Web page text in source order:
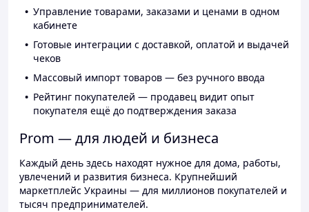
Управление товарами, заказами и ценами в одном
кабинете
Готовые интеграции с доставкой, оплатой и выдачей
чеков
Массовый импорт товаров — без ручного ввода
Рейтинг покупателей — продавец видит опыт
покупателя ещё до подтверждения заказа
Prom — для людей и бизнеса
Каждый день здесь находят нужное для дома, работы,
увлечений и развития бизнеса. Крупнейший
маркетплейс Украины — для миллионов покупателей и
тысяч предпринимателей.